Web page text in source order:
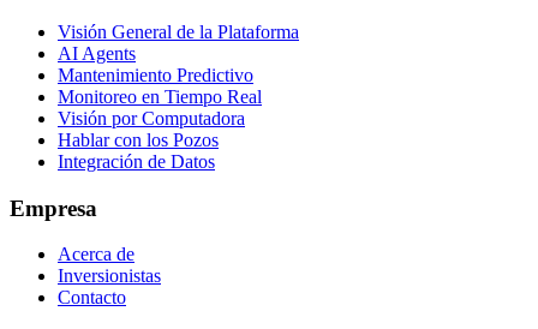
Visión General de la Plataforma
AI Agents
Mantenimiento Predictivo
Monitoreo en Tiempo Real
Visión por Computadora
Hablar con los Pozos
Integración de Datos
Empresa
Acerca de
Inversionistas
Contacto